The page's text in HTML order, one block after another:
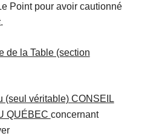
Point pour avoir cautionné
de la Table (section
(seul véritable) CONSEIL
QUÉBEC concernant